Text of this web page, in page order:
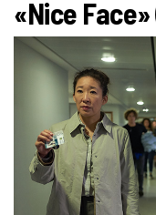
«Nice Face»